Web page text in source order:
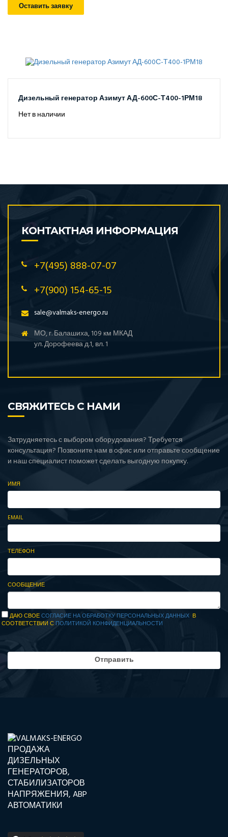
Оставить заявку
Дизельный генератор Азимут АД-600С-Т400-1РМ18
Нет в наличии
КОНТАКТНАЯ ИНФОРМАЦИЯ
+7(495) 888-07-07
+7(900) 154-65-15
sale@valmaks-energo.ru
МО, г. Балашиха, 109 км МКАД
ул. Дорофеева д.1, вл. 1
СВЯЖИТЕСЬ С НАМИ
Затрудняетесь с выбором оборудования? Требуется
консультация? Позвоните нам в офис или отправьте сообщение
и наш специалист поможет сделать выгодную покупку.
ИМЯ
EMAIL
ТЕЛЕФОН
СООБЩЕНИЕ
ДАЮ СВОЕСОГЛАСИЕ НА ОБРАБОТКУ ПЕРСОНАЛЬНЫХ ДАННЫХ В
СООТВЕТСТВИИ СПОЛИТИКОЙ КОНФИДЕНЦИАЛЬНОСТИ